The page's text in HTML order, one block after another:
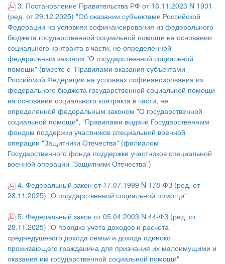
3. Постановление Правительства РФ от 16.11.2023 N 1931
(ред. от 29.12.2025) "Об оказании субъектами Российской
Федерации на условиях софинансирования из федерального
бюджета государственной социальной помощи на основании
социального контракта в части, не определенной
федеральным законом "О государственной социальной
помощи" (вместе с "Правилами оказания субъектами
Российской Федерации на условиях софинансирования из
федерального бюджета государственной социальной помощи
на основании социального контракта в части, не
определенной федеральным законом "О государственной
социальной помощи", "Правилами выдачи Государственным
фондом поддержки участников специальной военной
операции "Защитники Отечества" (филиалом
Государственного фонда поддержки участников специальной
военной операции "Защитники Отечества")
4. Федеральный закон от 17.07.1999 N 178-ФЗ (ред. от
28.11.2025) "О государственной социальной помощи"
5. Федеральный закон от 05.04.2003 N 44-ФЗ (ред. от
28.11.2025) "О порядке учета доходов и расчета
среднедушевого дохода семьи и дохода одиноко
проживающего гражданина для признания их малоимущими и
оказания им государственной социальной помощи"